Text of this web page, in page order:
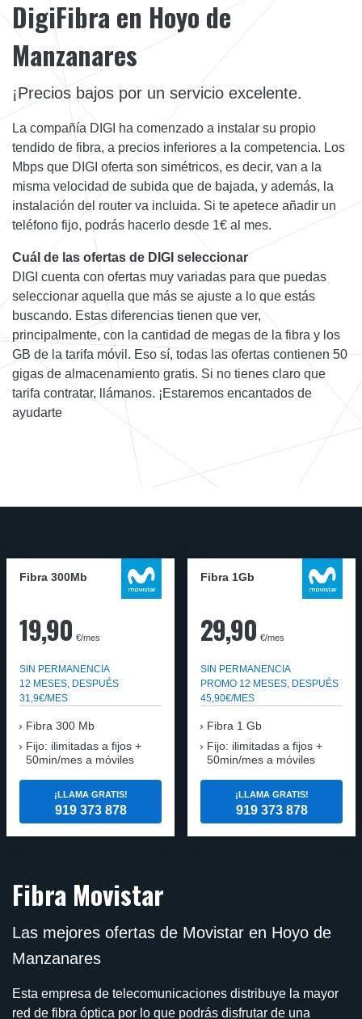
DigiFibra en Hoyo de
Manzanares
¡Precios bajos por un servicio excelente.
La compañía DIGI ha comenzado a instalar su propio
tendido de fibra, a precios inferiores a la competencia. Los
Mbps que DIGI oferta son simétricos, es decir, van a la
misma velocidad de subida que de bajada, y además, la
instalación del router va incluida. Si te apetece añadir un
teléfono fijo, podrás hacerlo desde 1€ al mes.
Cuál de las ofertas de DIGI seleccionar
DIGI cuenta con ofertas muy variadas para que puedas
seleccionar aquella que más se ajuste a lo que estás
buscando. Estas diferencias tienen que ver,
principalmente, con la cantidad de megas de la fibra y los
GB de la tarifa móvil. Eso sí, todas las ofertas contienen 50
gigas de almacenamiento gratis. Si no tienes claro que
tarifa contratar, llámanos. ¡Estaremos encantados de
ayudarte
Fibra 300Mb
19,90 €/mes
SIN PERMANENCIA
12 MESES, DESPUÉS
31,9€/MES
Fibra 300 Mb
Fijo: ilimitadas a fijos +
50min/mes a móviles
¡LLAMA GRATIS!
919 373 878
Fibra 1Gb
29,90 €/mes
SIN PERMANENCIA
PROMO 12 MESES, DESPUÉS
45,90€/MES
Fibra 1 Gb
Fijo: ilimitadas a fijos +
50min/mes a móviles
¡LLAMA GRATIS!
919 373 878
Fibra Movistar
Las mejores ofertas de Movistar en Hoyo de
Manzanares
Esta empresa de telecomunicaciones distribuye la mayor
red de fibra óptica por lo que podrás disfrutar de una